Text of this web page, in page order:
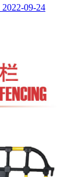
2022-09-24